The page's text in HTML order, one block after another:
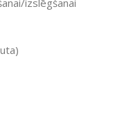
izslēgšanai